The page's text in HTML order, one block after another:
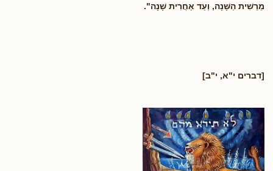
מֵרֵשִׁית הַשָּׁנָה, וְעַד אַחֲרִית שָׁנָה".
[דברים י"א, י"ב]